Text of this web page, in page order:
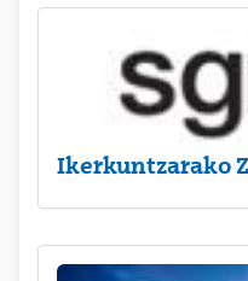
Ikerkuntzarako